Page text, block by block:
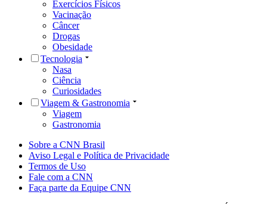
Exercícios Físicos
Vacinação
Câncer
Drogas
Obesidade
Tecnologia
Nasa
Ciência
Curiosidades
Viagem & Gastronomia
Viagem
Gastronomia
Sobre a CNN Brasil
Aviso Legal e Política de Privacidade
Termos de Uso
Fale com a CNN
Faça parte da Equipe CNN